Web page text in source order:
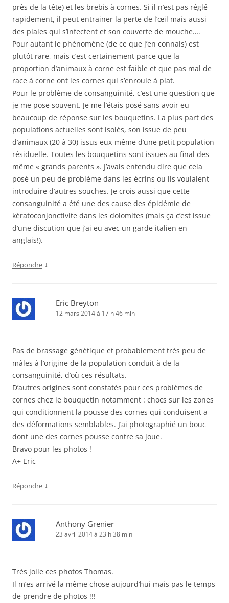
près de la tête) et les brebis à cornes. Si il n’est pas réglé
rapidement, il peut entrainer la perte de l’œil mais aussi
des plaies qui s’infectent et son couverte de mouche….
Pour autant le phénomène (de ce que j’en connais) est
plutôt rare, mais c’est certainement parce que la
proportion d’animaux à corne est faible et que pas mal de
race à corne ont les cornes qui s’enroule à plat.
Pour le problème de consanguinité, c’est une question que
je me pose souvent. Je me l’étais posé sans avoir eu
beaucoup de réponse sur les bouquetins. La plus part des
populations actuelles sont isolés, son issue de peu
d’animaux (20 à 30) issus eux-même d’une petit population
résiduelle. Toutes les bouquetins sont issues au final des
même « grands parents ». J’avais entendu dire que cela
posé un peu de problème dans les écrins ou ils voulaient
introduire d’autres souches. Je crois aussi que cette
consanguinité a été une des cause des épidémie de
kératoconjonctivite dans les dolomites (mais ça c’est issue
d’une discution que j’ai eu avec un garde italien en
anglais!).
Répondre ↓
Eric Breyton
12 mars 2014 à 17 h 46 min
Pas de brassage génétique et probablement très peu de
mâles à l’origine de la population conduit à de la
consanguinité, d’où ces résultats.
D’autres origines sont constatés pour ces problèmes de
cornes chez le bouquetin notamment : chocs sur les zones
qui conditionnent la pousse des cornes qui conduisent a
des déformations semblables. J’ai photographié un bouc
dont une des cornes pousse contre sa joue.
Bravo pour les photos !
A+ Eric
Répondre ↓
Anthony Grenier
23 avril 2014 à 23 h 38 min
Très jolie ces photos Thomas.
Il m’es arrivé la même chose aujourd’hui mais pas le temps
de prendre de photos !!!